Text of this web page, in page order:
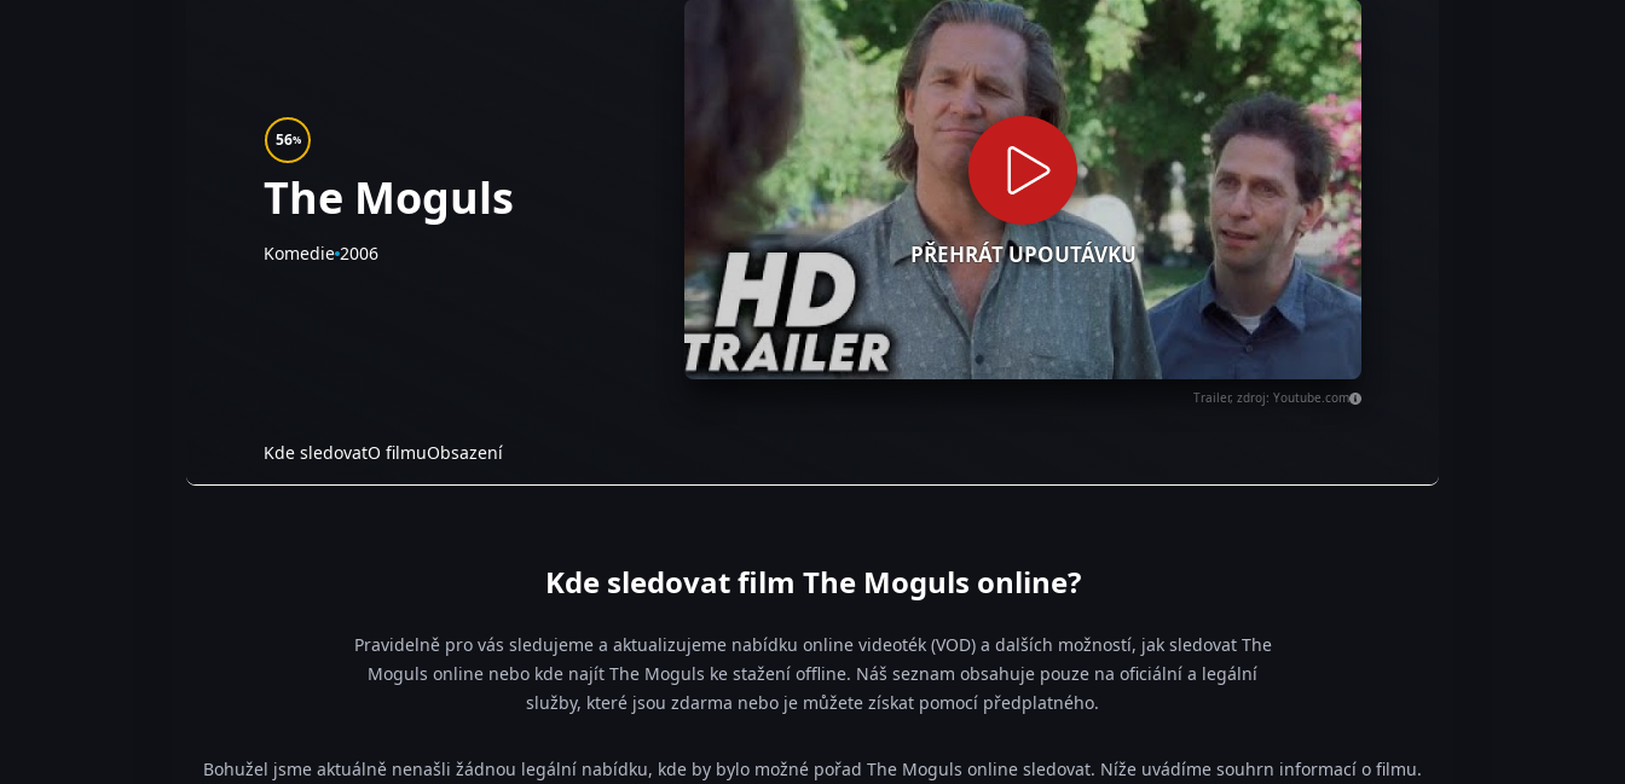
PŘEHRÁT UPOUTÁVKU
Trailer, zdroj: Youtube.com
56%
The Moguls
Komedie 2006
Kde sledovatO filmuObsazení
Kde sledovat film The Moguls online?
Pravidelně pro vás sledujeme a aktualizujeme nabídku online videoték (VOD) a dalších možností, jak sledovat The
Moguls online nebo kde najít The Moguls ke stažení offline. Náš seznam obsahuje pouze na oficiální a legální
služby, které jsou zdarma nebo je můžete získat pomocí předplatného.
Bohužel jsme aktuálně nenašli žádnou legální nabídku, kde by bylo možné pořad The Moguls online sledovat. Níže uvádíme souhrn informací o filmu.